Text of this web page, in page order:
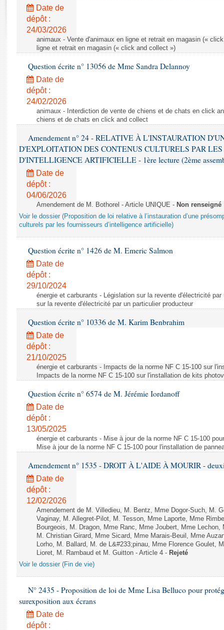
Rapports législatifs
Rapports sur l'application des lois
Baromètre de l’application des lois
Dossiers législatifs
Budget et sécurité sociale
Questions écrites et orales
Comptes rendus des débats
Date de
dépôt :
24/03/2026
animaux - Vente d'animaux en ligne et retrait en magasin («
ligne et retrait en magasin (« click and collect »)
Question écrite n° 13056 de Mme Sandra Delannoy
Date de
dépôt :
24/02/2026
animaux - Interdiction de vente de chiens et de chats en click
chiens et de chats en click and collect
Amendement n° 24 - RELATIVE À L'INSTAURATION
D'EXPLOITATION DES CONTENUS CULTURELS PAR LES
D'INTELLIGENCE ARTIFICIELLE - 1ère lecture (2ème
Date de
dépôt :
04/06/2026
Amendement de M. Bothorel - Article UNIQUE - Non renseigné
Voir le dossier (Proposition de loi relative à l’instauration d’une
culturels par les fournisseurs d’intelligence artificielle)
Question écrite n° 1426 de M. Emeric Salmon
Date de
dépôt :
29/10/2024
énergie et carburants - Législation sur la revente d'électricité
sur la revente d'électricité par un particulier producteur
Question écrite n° 10336 de M. Karim Benbrahim
Date de
dépôt :
21/10/2025
énergie et carburants - Impacts de la norme NF C 15-100 sur
Impacts de la norme NF C 15-100 sur l'installation de kits
Question écrite n° 6574 de M. Jérémie Iordanoff
Date de
dépôt :
13/05/2025
énergie et carburants - Mise à jour de la norme NF C 15-100
Mise à jour de la norme NF C 15-100 pour l'installation de
Amendement n° 1535 - DROIT À L'AIDE À MOURIR -
Date de
dépôt :
12/02/2026
Amendement de M. Villedieu, M. Bentz, Mme Dogor-Such, M.
Vaginay, M. Allegret-Pilot, M. Tesson, Mme Laporte, Mme
Bourgeois, M. Dragon, Mme Ranc, Mme Joubert, Mme
M. Christian Girard, Mme Sicard, Mme Marais-Beuil, Mme
Lorho, M. Ballard, M. de L&#233;pinau, Mme Florence Goulet,
Lioret, M. Rambaud et M. Guitton - Article 4 - Rejeté
Voir le dossier (Fin de vie)
N° 2435 - Proposition de loi de Mme Lisa Belluco pour
surexposition aux écrans
Date de
dépôt :